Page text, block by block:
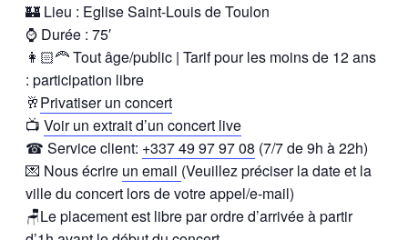
🏰 Lieu : Eglise Saint-Louis de Toulon
⌚ Durée : 75′
👩🏻‍🦰 Tout âge/public | Tarif pour les moins de 12 ans
: participation libre
🥂Privatiser un concert
📺 Voir un extrait d’un concert live
☎ Service client: +337 49 97 97 08 (7/7 de 9h à 22h)
💌 Nous écrire un email (Veuillez préciser la date et la
ville du concert lors de votre appel/e-mail)
🪑Le placement est libre par ordre d’arrivée à partir